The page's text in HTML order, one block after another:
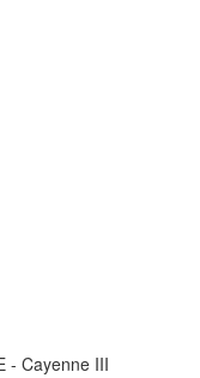
- Cayenne III